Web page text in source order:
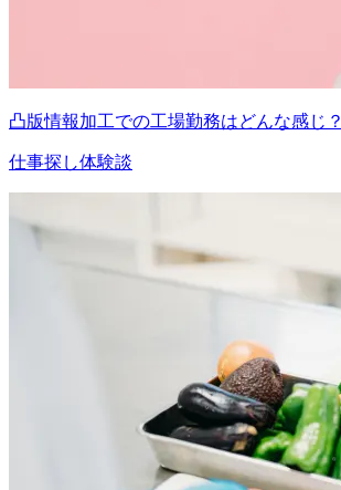
凸版情報加工での工場勤務はどんな感じ？
仕事探し体験談